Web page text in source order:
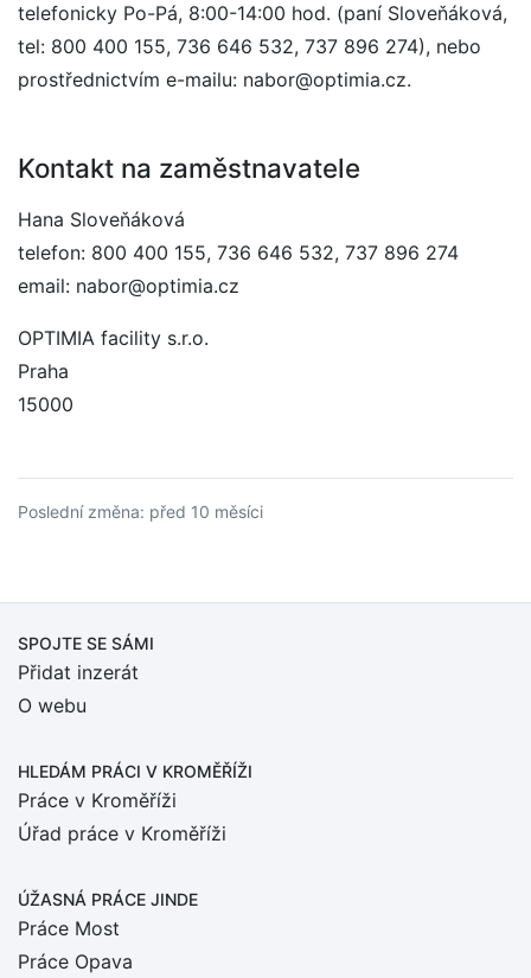
telefonicky Po-Pá, 8:00-14:00 hod. (paní Sloveňáková,
tel: 800 400 155, 736 646 532, 737 896 274), nebo
prostřednictvím e-mailu: nabor@optimia.cz.
Kontakt na zaměstnavatele
Hana Sloveňáková
telefon: 800 400 155, 736 646 532, 737 896 274
email: nabor@optimia.cz
OPTIMIA facility s.r.o.
Praha
15000
Poslední změna: před 10 měsíci
SPOJTE SE SÁMI
Přidat inzerát
O webu
HLEDÁM PRÁCI V KROMĚŘÍŽI
Práce v Kroměříži
Úřad práce v Kroměříži
ÚŽASNÁ PRÁCE JINDE
Práce Most
Práce Opava